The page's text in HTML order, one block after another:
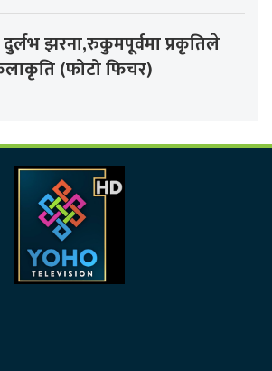
दुर्लभ झरना,रुकुमपूर्वमा प्रकृतिले
(फोटो फिचर)